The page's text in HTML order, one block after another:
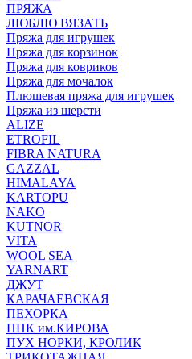
ПРЯЖА
ЛЮБЛЮ ВЯЗАТЬ
Пряжа для игрушек
Пряжа для корзинок
Пряжа для ковриков
Пряжа для мочалок
Плюшевая пряжа для игрушек
Пряжа из шерсти
ALIZE
ETROFIL
FIBRA NATURA
GAZZAL
HIMALAYA
KARTOPU
NAKO
KUTNOR
VITA
WOOL SEA
YARNART
ДЖУТ
КАРАЧАЕВСКАЯ
ПЕХОРКА
ПНК им.КИРОВА
ПУХ НОРКИ, КРОЛИК